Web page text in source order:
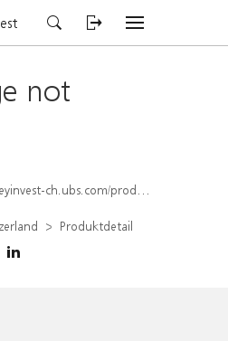
not
produkt/detail/index/isin/CH1567051987
Produktdetail